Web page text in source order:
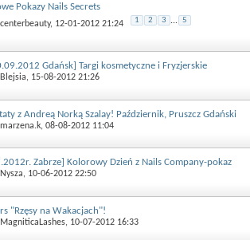
Pokazy Nails Secrets
centerbeauty, 12-01-2012 21:24 1 2 3 ... 5
Gdańsk] Targi kosmetyczne i Fryzjerskie
Blejsia, 15-08-2012 21:26
z Andreą Norką Szalay! Październik, Pruszcz Gdański
marzena.k, 08-08-2012 11:04
Zabrze] Kolorowy Dzień z Nails Company-pokaz
Nysza, 10-06-2012 22:50
"Rzęsy na Wakacjach"!
MagniticaLashes, 10-07-2012 16:33